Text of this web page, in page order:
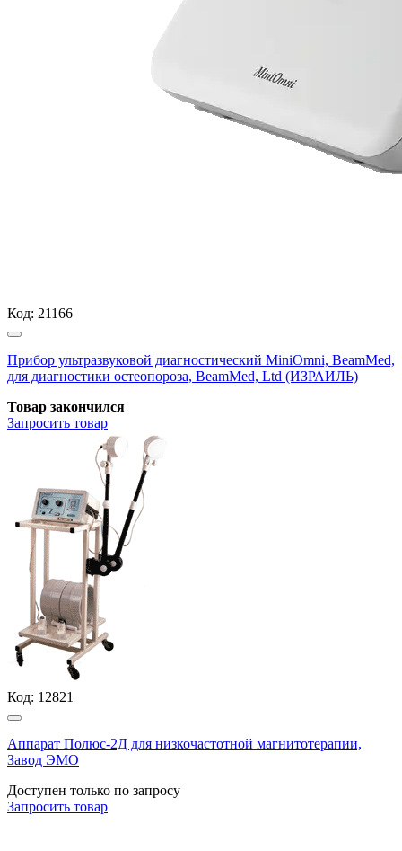
Код: 21166
Прибор ультразвуковой диагностический MiniOmni, BeamMed,
для диагностики остеопороза, BeamMed, Ltd (ИЗРАИЛЬ)
Товар закончился
Запросить товар
Код: 12821
Аппарат Полюс-2Д для низкочастотной магнитотерапии,
Завод ЭМО
Доступен только по запросу
Запросить товар